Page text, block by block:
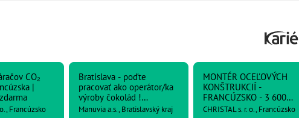
CO₂
|
Francúzsko
Bratislava - poďte
pracovať ako operátor/ka
výroby čokolád !
Zabezpečené aj
Manuvia a.s., Bratislavský kraj
MONTÉR OCEĽOVÝCH
KONŠTRUKCIÍ -
FRANCÚZSKO - 3 600
netto
CHRISTAL s. r. o., Francúzsko